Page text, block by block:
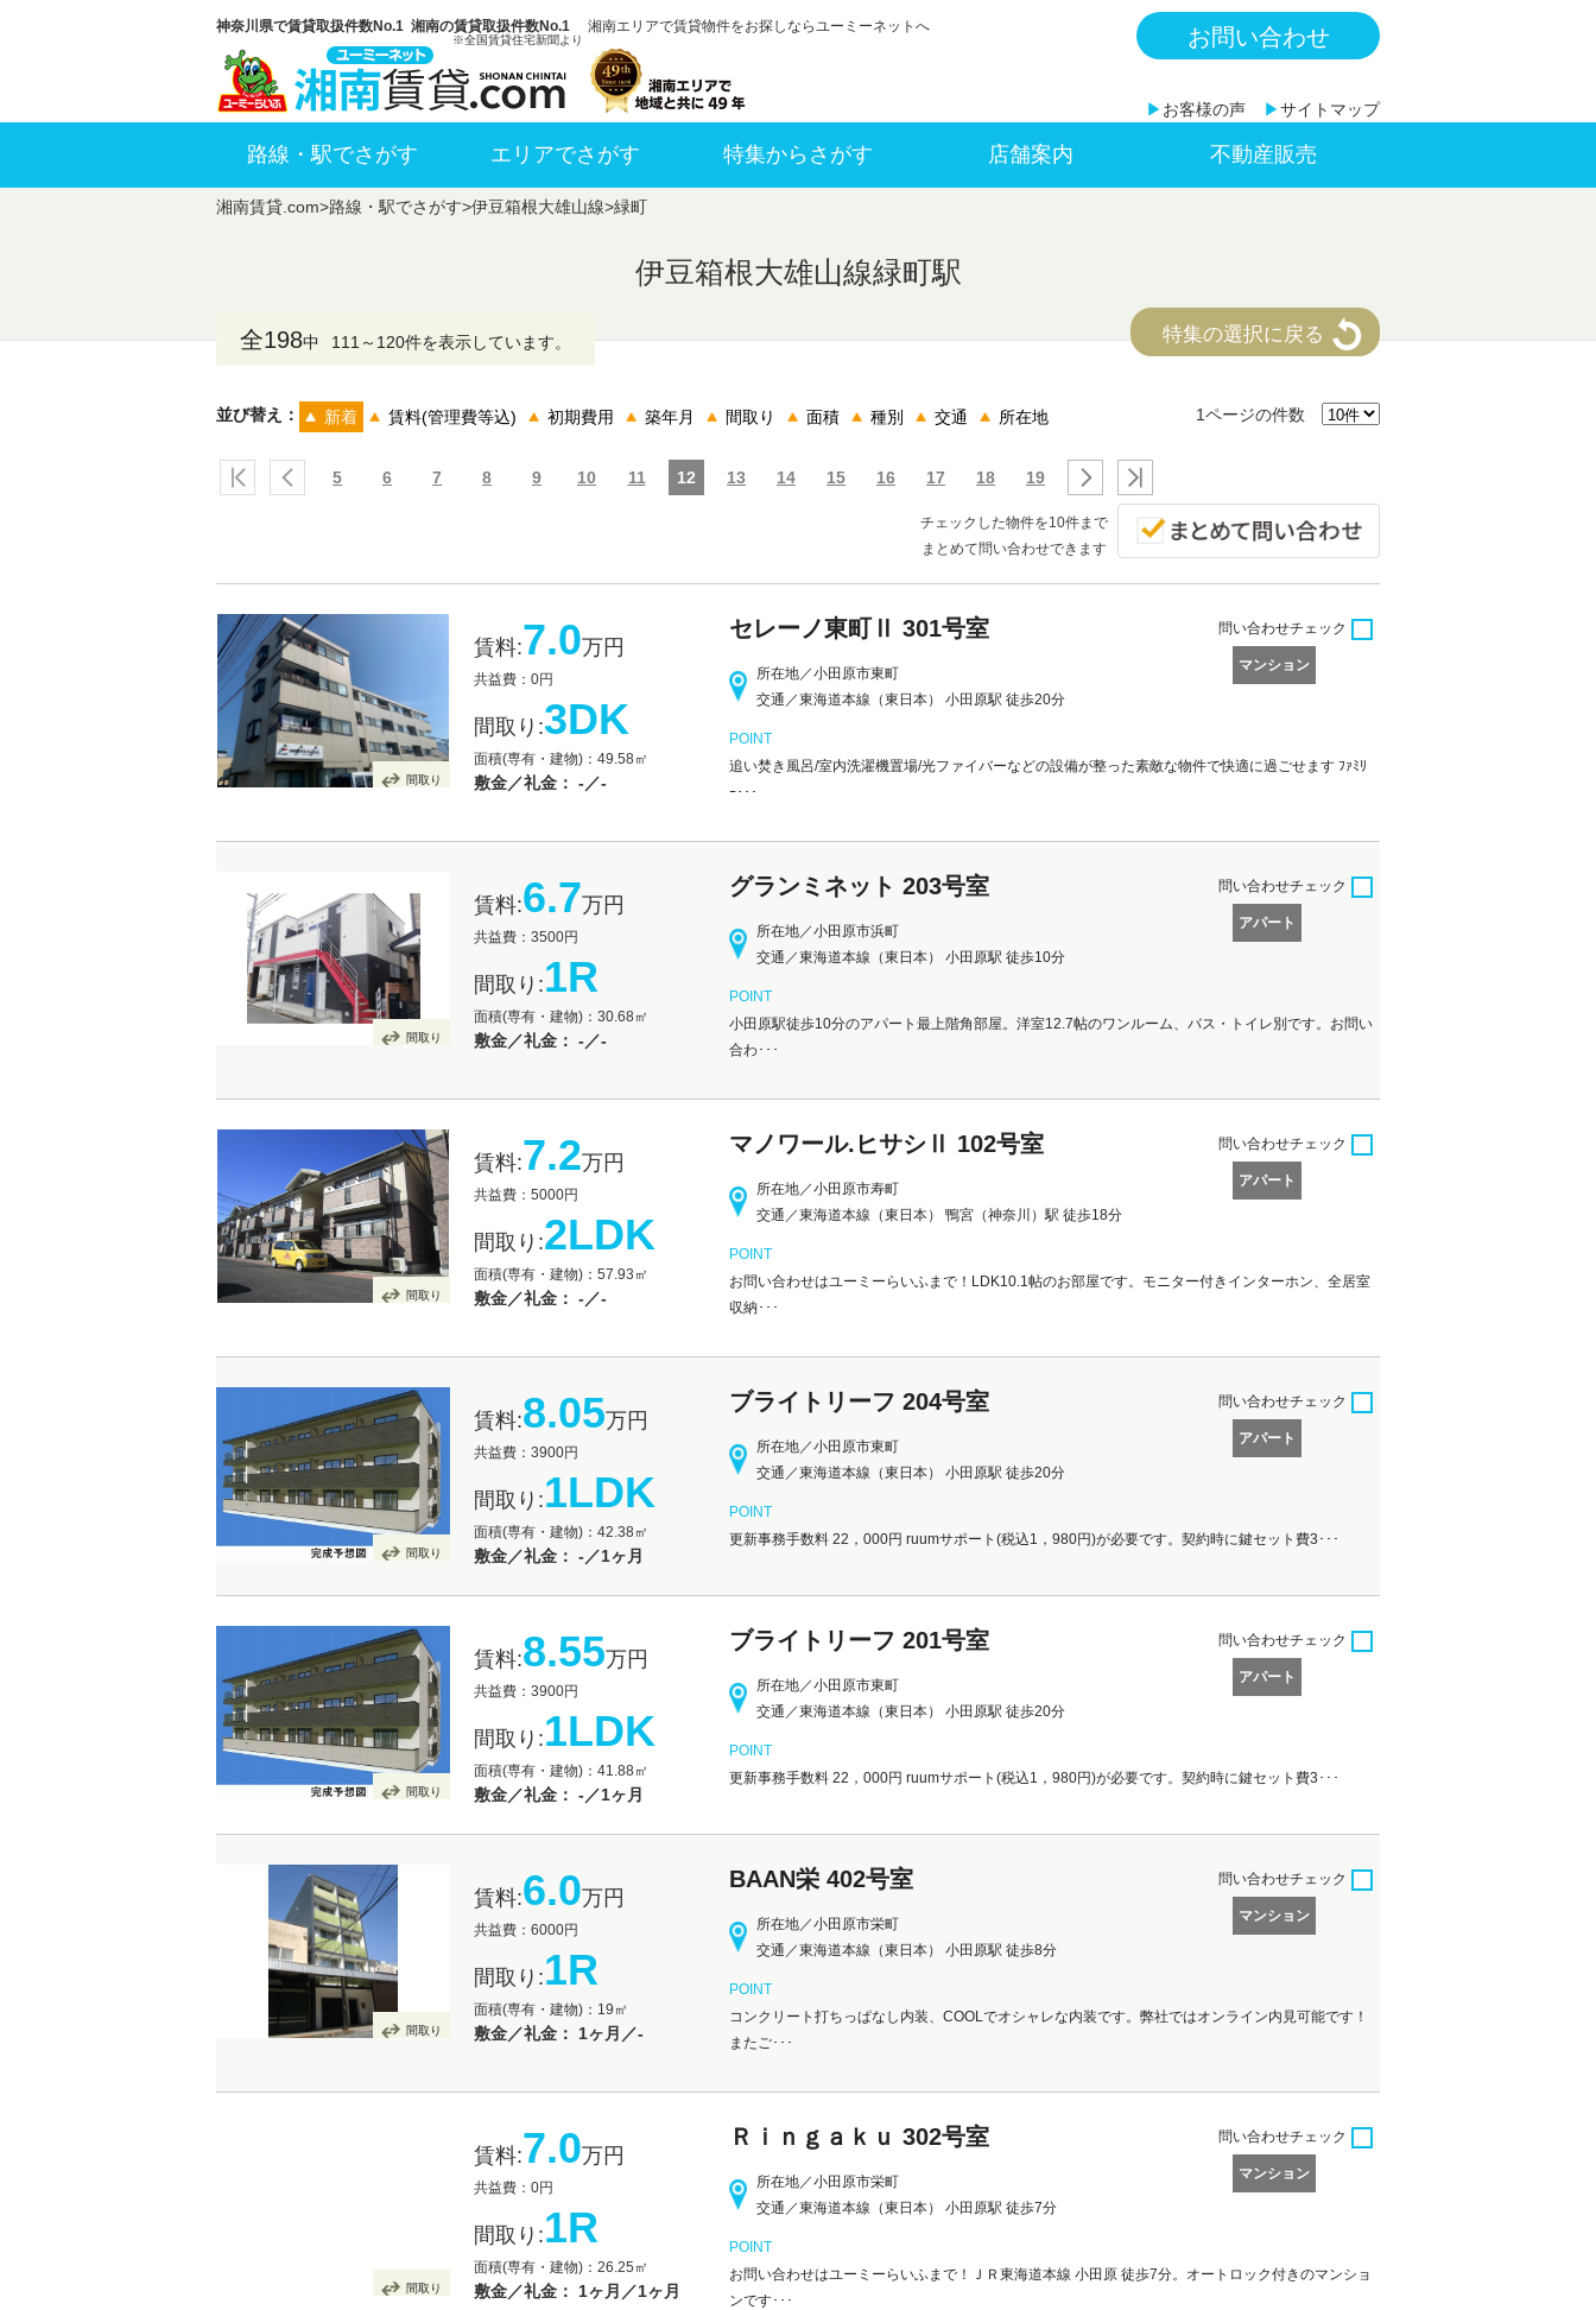
神奈川県で賃貸取扱件数No.1 湘南の賃貸取扱件数No.1 湘南エリアで賃貸物件をお探しならユーミーネットへ
※全国賃貸住宅新聞より お問い合わせ
▶ お客様の声 ▶サイトマップ
路線・駅でさがす エリアでさがす 特集からさがす 店舗案内 不動産販売
湘南賃貸.com>路線・駅でさがす>伊豆箱根大雄山線>緑町
伊豆箱根大雄山線緑町駅
特集の選択に戻る
全198中 111～120件を表示しています。
5 6 7 8 9 10 11 12 13 14 15 16 17 18 19
並び替え： 新着 賃料(管理費等込) 初期費用 築年月 間取り 面積 種別 交通 所在地 1ページの件数
チェックした物件を10件まで
まとめて問い合わせできます
セレーノ東町Ⅱ 301号室
所在地／小田原市東町
交通／東海道本線（東日本） 小田原駅 徒歩20分
マンション
問い合わせチェック
間取り
賃料:7.0万円
共益費：0円
間取り:3DK
面積(専有・建物)：49.58㎡
敷金／礼金： -／-
POINT
追い焚き風呂/室内洗濯機置場/光ファイバーなどの設備が整った素敵な物件で快適に過ごせます ﾌｧﾐﾘ
ｰ･･･
グランミネット 203号室
所在地／小田原市浜町
交通／東海道本線（東日本） 小田原駅 徒歩10分
アパート
問い合わせチェック
間取り
賃料:6.7万円
共益費：3500円
間取り:1R
面積(専有・建物)：30.68㎡
敷金／礼金： -／-
POINT
小田原駅徒歩10分のアパート最上階角部屋。洋室12.7帖のワンルーム、バス・トイレ別です。お問い
合わ･･･
マノワール.ヒサシⅡ 102号室
所在地／小田原市寿町
交通／東海道本線（東日本） 鴨宮（神奈川）駅 徒歩18分
アパート
問い合わせチェック
間取り
賃料:7.2万円
共益費：5000円
間取り:2LDK
面積(専有・建物)：57.93㎡
敷金／礼金： -／-
POINT
お問い合わせはユーミーらいふまで！LDK10.1帖のお部屋です。モニター付きインターホン、全居室
収納･･･
ブライトリーフ 204号室
所在地／小田原市東町
交通／東海道本線（東日本） 小田原駅 徒歩20分
アパート
問い合わせチェック
間取り
賃料:8.05万円
共益費：3900円
間取り:1LDK
面積(専有・建物)：42.38㎡
敷金／礼金： -／1ヶ月
POINT
更新事務手数料 22，000円 ruumサポート(税込1，980円)が必要です。契約時に鍵セット費3･･･
ブライトリーフ 201号室
所在地／小田原市東町
交通／東海道本線（東日本） 小田原駅 徒歩20分
アパート
問い合わせチェック
間取り
賃料:8.55万円
共益費：3900円
間取り:1LDK
面積(専有・建物)：41.88㎡
敷金／礼金： -／1ヶ月
POINT
更新事務手数料 22，000円 ruumサポート(税込1，980円)が必要です。契約時に鍵セット費3･･･
BAAN栄 402号室
所在地／小田原市栄町
交通／東海道本線（東日本） 小田原駅 徒歩8分
マンション
問い合わせチェック
間取り
賃料:6.0万円
共益費：6000円
間取り:1R
面積(専有・建物)：19㎡
敷金／礼金： 1ヶ月／-
POINT
コンクリート打ちっぱなし内装、COOLでオシャレな内装です。弊社ではオンライン内見可能です！
またご･･･
Ｒｉｎｇａｋｕ 302号室
所在地／小田原市栄町
交通／東海道本線（東日本） 小田原駅 徒歩7分
マンション
問い合わせチェック
間取り
賃料:7.0万円
共益費：0円
間取り:1R
面積(専有・建物)：26.25㎡
敷金／礼金： 1ヶ月／1ヶ月
POINT
お問い合わせはユーミーらいふまで！ＪＲ東海道本線 小田原 徒歩7分。オートロック付きのマンショ
ンです･･･